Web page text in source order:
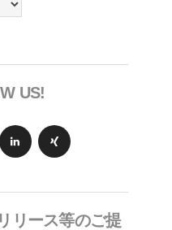
US!
リース等のご提